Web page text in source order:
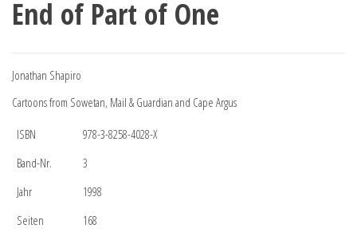
End of Part of One
Jonathan Shapiro
Cartoons from Sowetan, Mail & Guardian and Cape Argus
ISBN
978-3-8258-4028-X
Band-Nr.
3
Jahr
1998
Seiten
168